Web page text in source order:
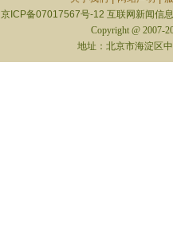
京ICP备07017567号-12 互联网新闻信
Copyright @ 2007-
地址：北京市海淀区